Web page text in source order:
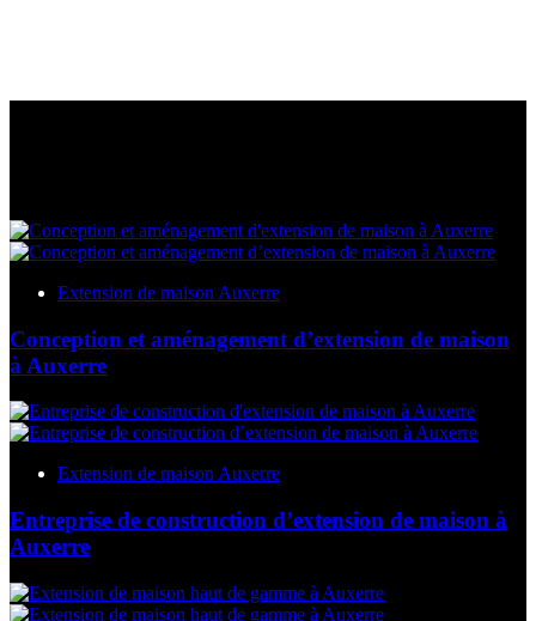
Extension de maison Auxerre
Conception et aménagement d’extension de maison
à Auxerre
Extension de maison Auxerre
Entreprise de construction d’extension de maison à
Auxerre